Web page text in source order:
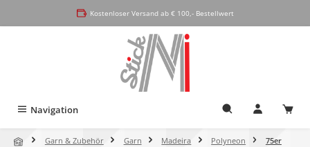
Kostenloser Versand ab € 100,- Bestellwert
Navigation
Garn & Zubehör Garn Madeira Polyneon 75er